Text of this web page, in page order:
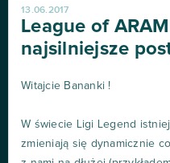
13.06.2017
League of
najsilniejsze
Witajcie Bananki !
W świecie Ligi Legend
zmieniają się dynamicznie